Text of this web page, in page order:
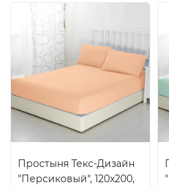
Простыня Текс-Дизайн
"Персиковый", 120x200,